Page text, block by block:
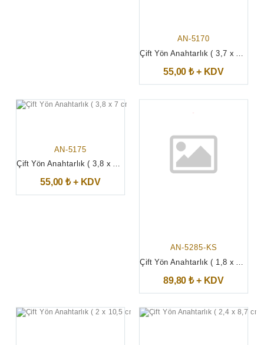
AN-5170
55,00 ₺ + KDV
AN-5175
Çift Yön Anahtarlık ( 3,8 x 7 cm )
55,00 ₺ + KDV
AN-5285-KS
89,80 ₺ + KDV